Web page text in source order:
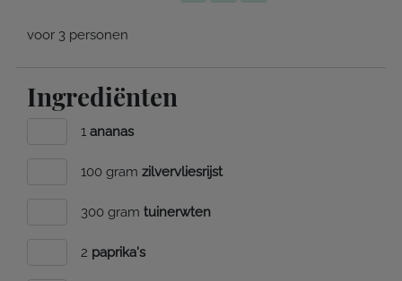
voor 3 personen
Ingrediënten
1 ananas
100 gram zilvervliesrijst
300 gram tuinerwten
2 paprika's